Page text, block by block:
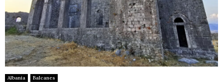
Albania Balcanes